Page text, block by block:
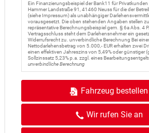
Ein Finanzierungsbeispiel der Bank11 für
Hammer Landstraße 91, 41460 Neuss für die der
(siehe Impressum) als unabhängiger
vorausgesetzt. Die oben stehenden Angaben stellen
repräsentative Berechnungsbeispiel gem. § 6a Abs. 4
Vertragsschluss steht dem Darlehensnehmer ein
Widerrufsrecht zu. unverbindliche Berechnung Bei
Nettodarlehensbetrag von 5.000,- EUR erhalten zwei
einen effektiven Jahreszins von 5,49% oder günstiger
Sollzinssatz 5,23% p.a. zzgl. eines
unverbindliche Berechnung
Fahrzeug bestellen
Wir rufen Sie an